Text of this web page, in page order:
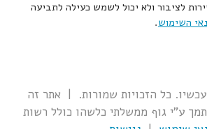
לציבור ולא יכול לשמש כעילה לתביעה
השימוש.
© תב"ע עכשיו. כל הזכויות שמורות. | אתר זה
ע"י גוף ממשלתי כלשהו כולל רשות